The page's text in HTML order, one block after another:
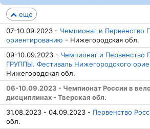
еще
07-10.09.2023 - Чемпионат и Первенство
ориентированию - Нижегородская обл.
09-10.09.2023 - Чемпионат и
ГРУППЫ. Фестиваль Нижегородского
Нижегородская обл.
06-10.09.2023 - Чемпионат России в
дисциплинах - Тверская обл.
31.08.2023 - 04.09.2023 - Первенство
обл.